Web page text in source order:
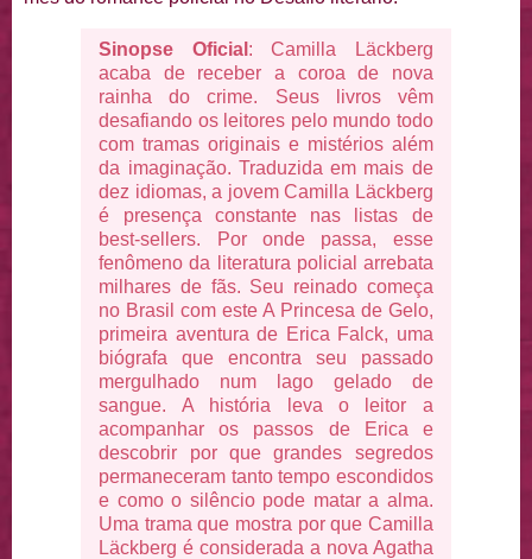
Sinopse Oficial : Camilla Läckberg
acaba de receber a coroa de nova
rainha do crime. Seus livros vêm
desafiando os leitores pelo mundo todo
com tramas originais e mistérios além
da imaginação. Traduzida em mais de
dez idiomas, a jovem Camilla Läckberg
é presença constante nas listas de
best-sellers. Por onde passa, esse
fenômeno da literatura policial arrebata
milhares de fãs. Seu reinado começa
no Brasil com este A Princesa de Gelo,
primeira aventura de Erica Falck, uma
biógrafa que encontra seu passado
mergulhado num lago gelado de
sangue. A história leva o leitor a
acompanhar os passos de Erica e
descobrir por que grandes segredos
permaneceram tanto tempo escondidos
e como o silêncio pode matar a alma.
Uma trama que mostra por que Camilla
Läckberg é considerada a nova Agatha